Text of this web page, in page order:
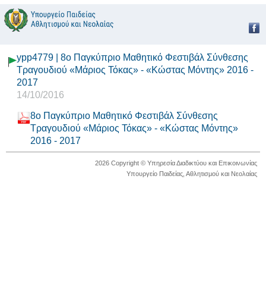
ypp4779 | 8ο Παγκύπριο Μαθητικό Φεστιβάλ Σύνθεσης
Τραγουδιού «Μάριος Τόκας» - «Κώστας Μόντης» 2016 -
2017
14/10/2016
8ο Παγκύπριο Μαθητικό Φεστιβάλ Σύνθεσης
Τραγουδιού «Μάριος Τόκας» - «Κώστας Μόντης»
2016 - 2017
2026 Copyright © Υπηρεσία Διαδικτύου και Επικοινωνίας
Υπουργείο Παιδείας, Αθλητισμού και Νεολαίας